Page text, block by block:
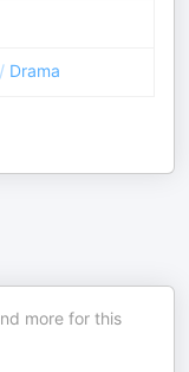
/ Drama
more for this